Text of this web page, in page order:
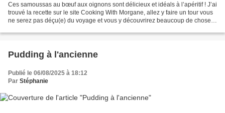
Ces samoussas au bœuf aux oignons sont délicieux et idéals à l’apéritif ! J’ai
trouvé la recette sur le site Cooking With Morgane, allez y faire un tour vous
ne serez pas déçu(e) du voyage et vous y découvrirez beaucoup de choses !
Pudding à l'ancienne
Publié le 06/08/2025 à 18:12
Par Stéphanie